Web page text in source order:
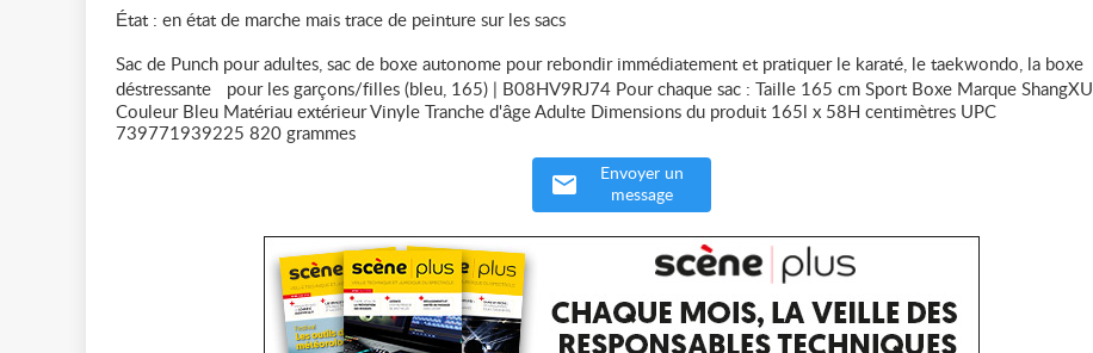
État : en état de marche mais trace de peinture sur les sacs
Sac de Punch pour adultes, sac de boxe autonome pour rebondir immédiatement et pratiquer le karaté, le taekwondo, la boxe
déstressante pour les garçons/filles (bleu, 165) | B08HV9RJ74 Pour chaque sac : Taille 165 cm Sport Boxe Marque ShangXU
Couleur Bleu Matériau extérieur Vinyle Tranche d'âge Adulte Dimensions du produit 165l x 58H centimètres UPC
739771939225 820 grammes
Envoyer un
message